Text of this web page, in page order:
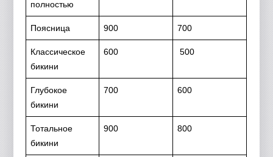
полностью
Поясница 900 700
Классическое
бикини
600 500
Глубокое
бикини
700 600
Тотальное
бикини
900 800